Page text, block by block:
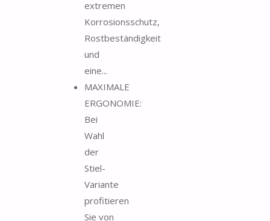
extremen
Korrosionsschutz,
Rostbeständigkeit
und
eine...
MAXIMALE
ERGONOMIE:
Bei
Wahl
der
Stiel-
Variante
profitieren
Sie von